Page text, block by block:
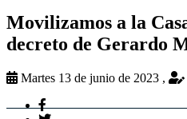
Movilizamos a la
decreto de Gerardo
Martes 13 de junio de 2023 ,